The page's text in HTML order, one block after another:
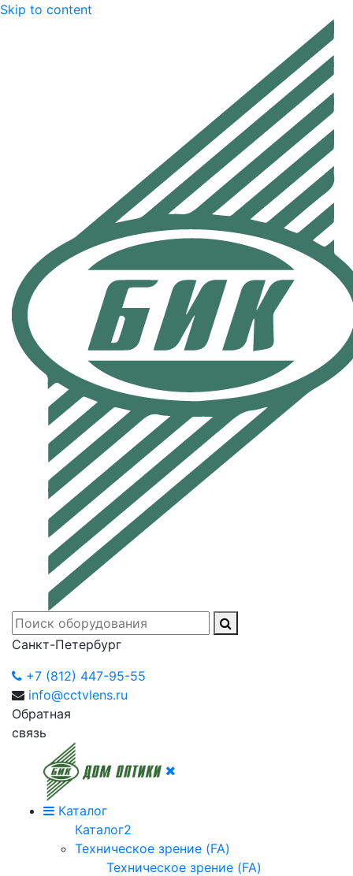
Skip to content
Санкт-Петербург
+7 (812) 447-95-55
info@cctvlens.ru
Обратная
связь
Каталог
Каталог2
Техническое зрение (FA)
Техническое зрение (FA)